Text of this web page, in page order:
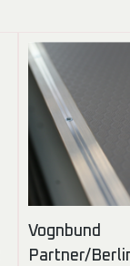
Vognbund
Partner/